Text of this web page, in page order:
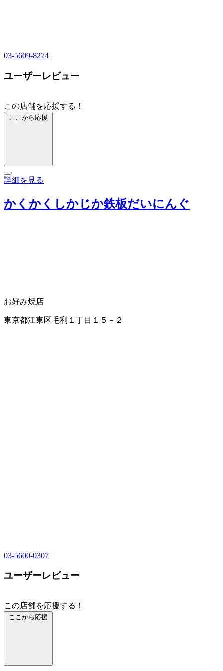
03-5609-8274
ユーザーレビュー
この店舗を応援する！
ここから応援
詳細を見る
かくかくしかじか鉄板だいにんぐ
お好み焼店
東京都江東区毛利１丁目１５－２
03-5600-0307
ユーザーレビュー
この店舗を応援する！
ここから応援